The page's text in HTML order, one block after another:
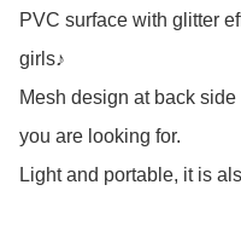
PVC surface with glitter
girls♪
Mesh design at back
you are looking for.
Light and portable, it is